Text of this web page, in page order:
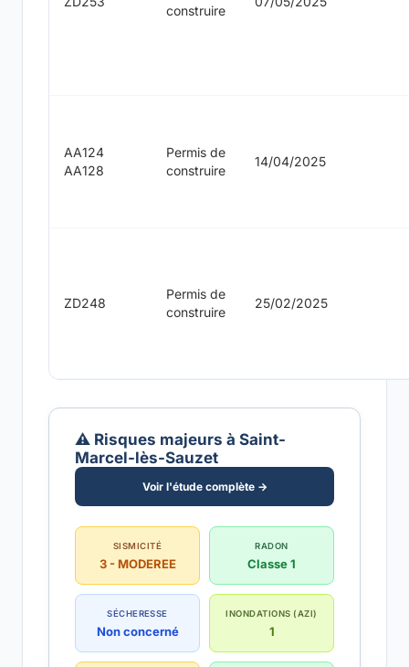
construire
AA124
AA128
Permis de
construire
14/04/2025
ZD248
Permis de
construire
25/02/2025
⚠️ Risques majeurs à Saint-
Marcel-lès-Sauzet
Voir l'étude complète →
SISMICITÉ
3 - MODEREE
RADON
Classe 1
SÉCHERESSE
Non concerné
INONDATIONS (AZI)
1